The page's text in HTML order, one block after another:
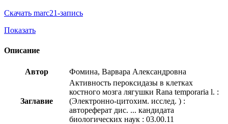
Скачать marc21-запись
Показать
Описание
Автор Фомина, Варвара Александровна
Заглавие
Активность пероксидазы в клетках
костного мозга лягушки Rana temporaria l. :
(Электронно-цитохим. исслед. ) :
автореферат дис. ... кандидата
биологических наук : 03.00.11